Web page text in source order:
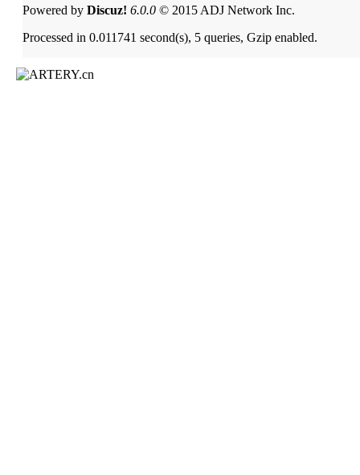
Powered by Discuz! 6.0.0 © 2015 ADJ Network Inc.
Processed in 0.011741 second(s), 5 queries, Gzip enabled.